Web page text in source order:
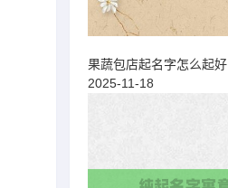
果蔬包店起名字怎么起好
2025-11-18